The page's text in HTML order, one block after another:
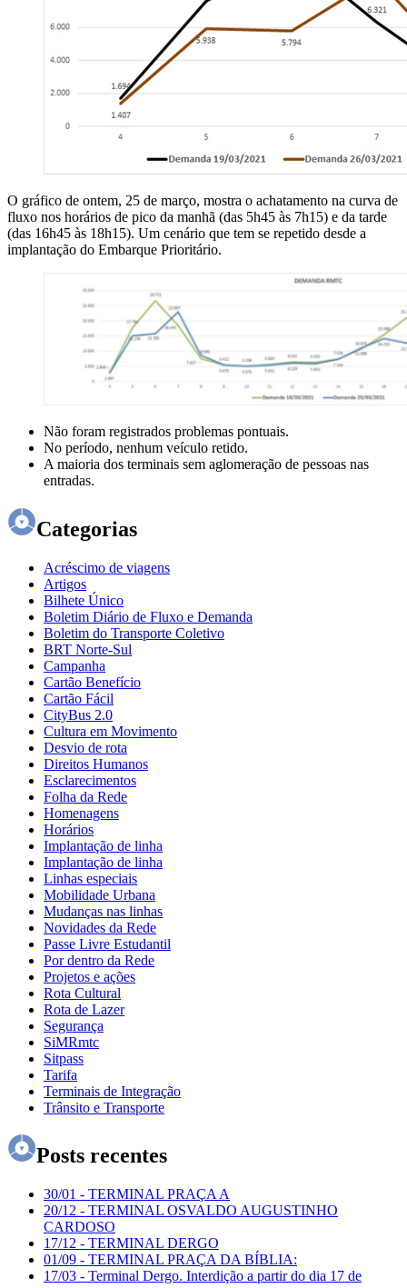
O gráfico de ontem, 25 de março, mostra o achatamento na curva de
fluxo nos horários de pico da manhã (das 5h45 às 7h15) e da tarde
(das 16h45 às 18h15). Um cenário que tem se repetido desde a
implantação do Embarque Prioritário.
Não foram registrados problemas pontuais.
No período, nenhum veículo retido.
A maioria dos terminais sem aglomeração de pessoas nas
entradas.
Categorias
Acréscimo de viagens
Artigos
Bilhete Único
Boletim Diário de Fluxo e Demanda
Boletim do Transporte Coletivo
BRT Norte-Sul
Campanha
Cartão Benefício
Cartão Fácil
CityBus 2.0
Cultura em Movimento
Desvio de rota
Direitos Humanos
Esclarecimentos
Folha da Rede
Homenagens
Horários
Implantação de linha
Implantação de linha
Linhas especiais
Mobilidade Urbana
Mudanças nas linhas
Novidades da Rede
Passe Livre Estudantil
Por dentro da Rede
Projetos e ações
Rota Cultural
Rota de Lazer
Segurança
SiMRmtc
Sitpass
Tarifa
Terminais de Integração
Trânsito e Transporte
Posts recentes
30/01 - TERMINAL PRAÇA A
20/12 - TERMINAL OSVALDO AUGUSTINHO
CARDOSO
17/12 - TERMINAL DERGO
01/09 - TERMINAL PRAÇA DA BÍBLIA:
17/03 - Terminal Dergo. Interdição a partir do dia 17 de